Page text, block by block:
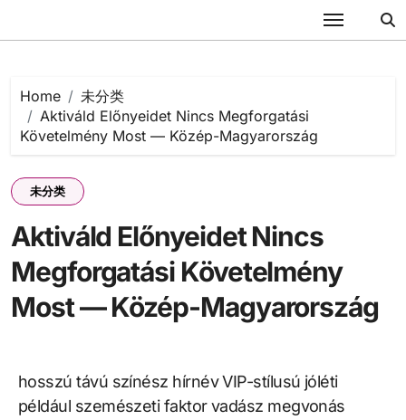
Home
未分类
Aktiváld Előnyeidet Nincs Megforgatási
Követelmény Most — Közép-Magyarország
未分类
Aktiváld Előnyeidet Nincs
Megforgatási Követelmény
Most — Közép-Magyarország
hosszú távú színész hírnév VIP-stílusú jóléti
például szemészeti faktor vadász megvonás